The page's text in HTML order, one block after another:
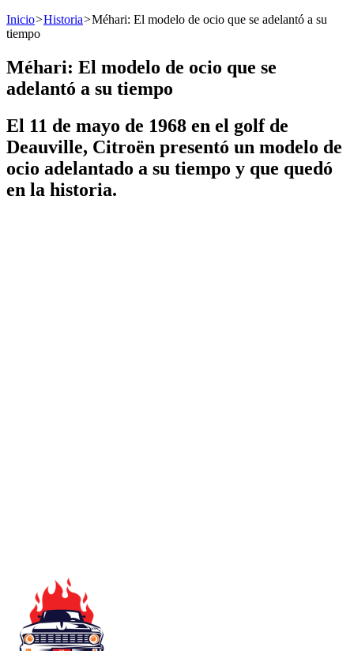
Inicio>Historia>Méhari: El modelo de ocio que se adelantó a su
tiempo
Méhari: El modelo de ocio que se
adelantó a su tiempo
El 11 de mayo de 1968 en el golf de
Deauville, Citroën presentó un modelo de
ocio adelantado a su tiempo y que quedó
en la historia.